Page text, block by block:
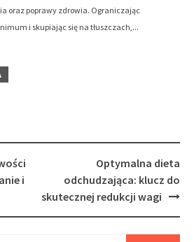
oraz poprawy zdrowia. Ograniczając
i skupiając się na tłuszczach,...
i
Optymalna dieta
odchudzająca: klucz do
skutecznej redukcji wagi